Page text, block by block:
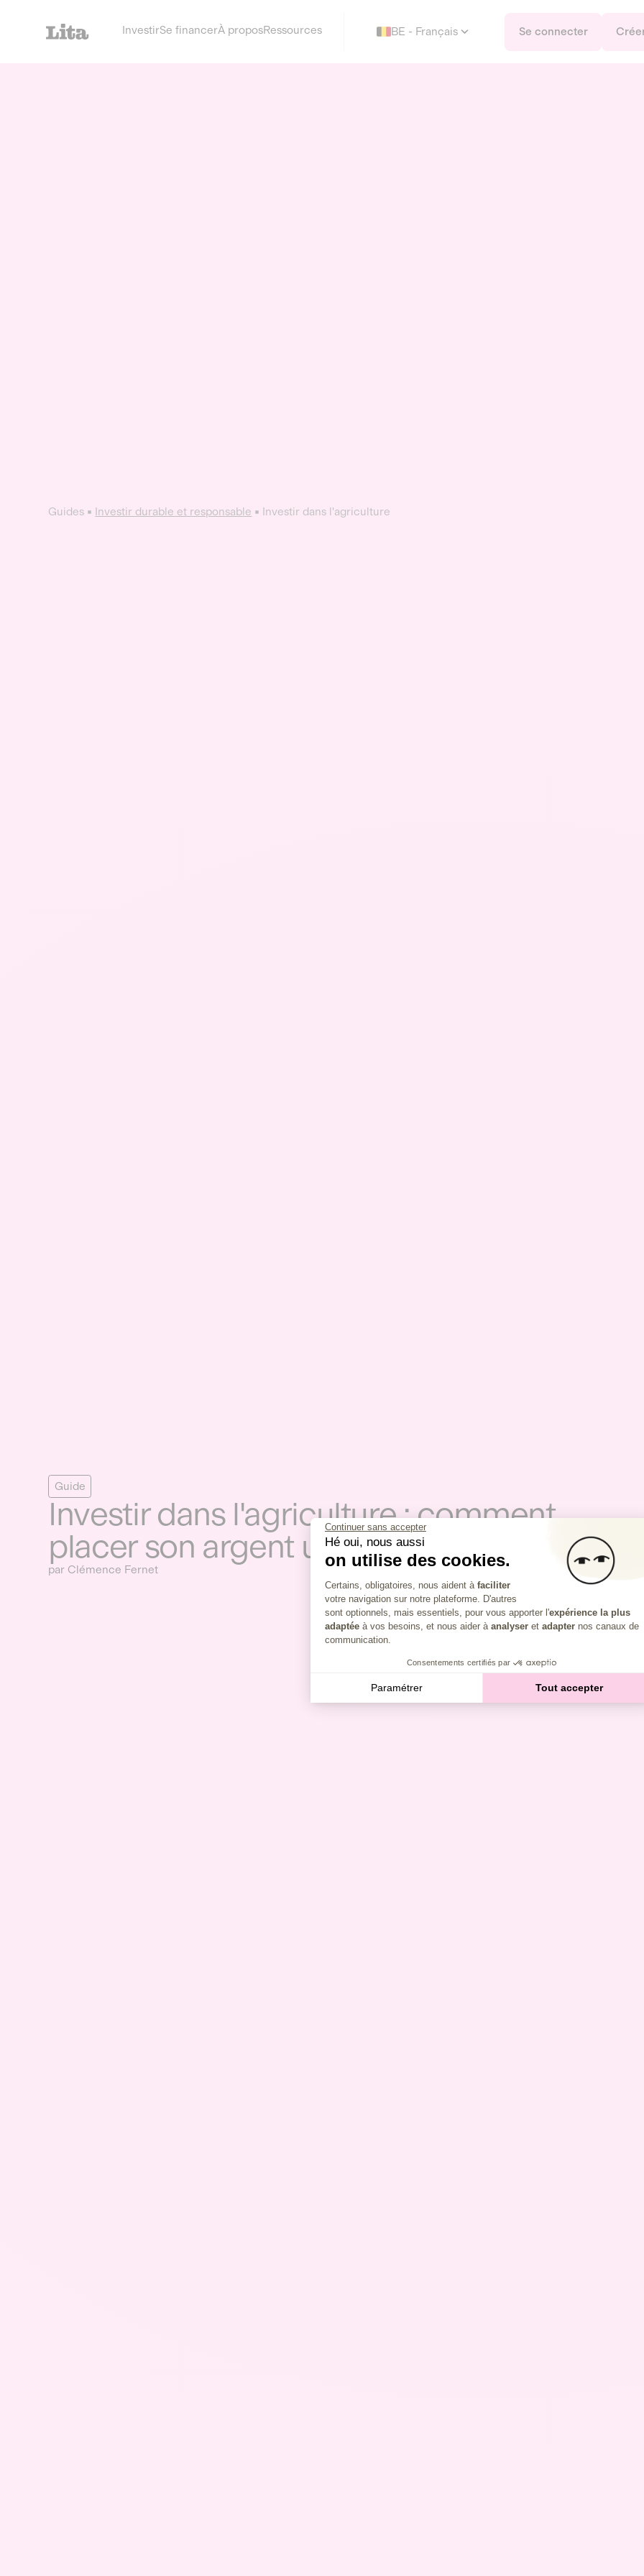
InvestirSe financerÀ proposRessources BE - Français Se connecter
Guides Investir durable et responsable Investir dans l'agriculture
Guide
Investir dans l'agriculture : comment
placer son argent utilement
par Clémence Fernet
Continuer sans accepter
Hé oui, nous aussi
on utilise des cookies.
Plateforme de Gestion du
Certains, obligatoires, nous aident à faciliter
votre navigation sur notre plateforme. D'autres
sont optionnels, mais essentiels, pour vous apporter l'expérience la plus
adaptée à vos besoins, et nous aider à analyser et adapter nos canaux de
communication.
Consentements certifiés par
Paramétrer Tout accepter
Axeptio consent